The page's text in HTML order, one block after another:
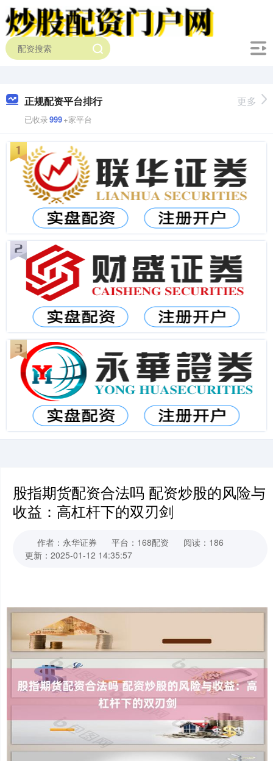
正规配资平台排行
已收录999+家平台
更多
股指期货配资合法吗 配资炒股的风险与
收益：高杠杆下的双刃剑
作者：永华证券 平台：168配资
阅读：186
更新：2025-01-12 14:35:57